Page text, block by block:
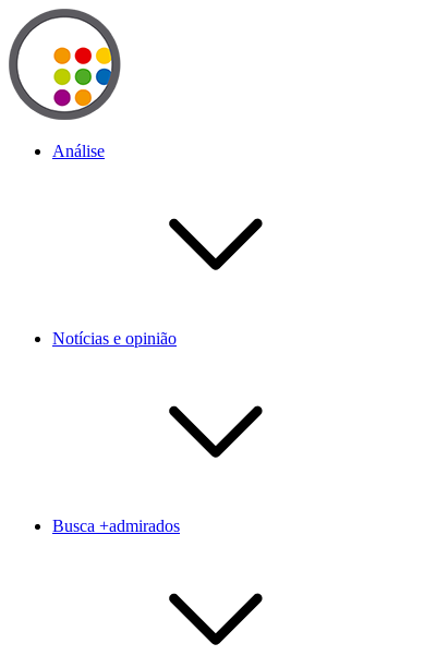
Análise
Notícias e opinião
Busca +admirados